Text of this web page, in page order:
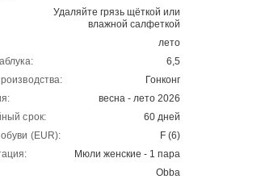
Удаляйте грязь щёткой или
влажной салфеткой
лето
6,5
Гонконг
весна - лето 2026
срок:
60 дней
(EUR):
F (6)
Мюли женские - 1 пара
Obba